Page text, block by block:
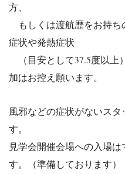
方、
もしくは渡航歴をお持ち
症状や発熱症状
（目安として37.5度以上
加はお控え願います。
風邪などの症状がないス
す。
見学会開催会場への入場
す。（準備しております）